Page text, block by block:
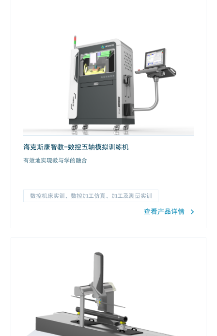
海克斯康智教-数控五轴模拟训练机
有效地实现教与学的融合
数控机床实训、数控加工仿真、加工及测量实训
查看产品详情